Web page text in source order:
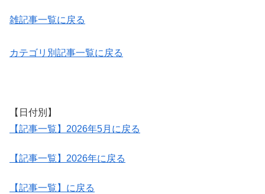
雑記事一覧に戻る
カテゴリ別記事一覧に戻る
【日付別】
【記事一覧】2026年5月に戻る
【記事一覧】2026年に戻る
【記事一覧】に戻る